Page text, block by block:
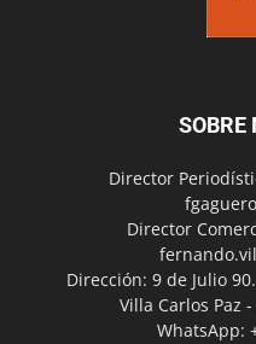
SOBRE
Director
Director
Dirección: 9 de Julio
Villa Carlos Paz
WhatsApp: